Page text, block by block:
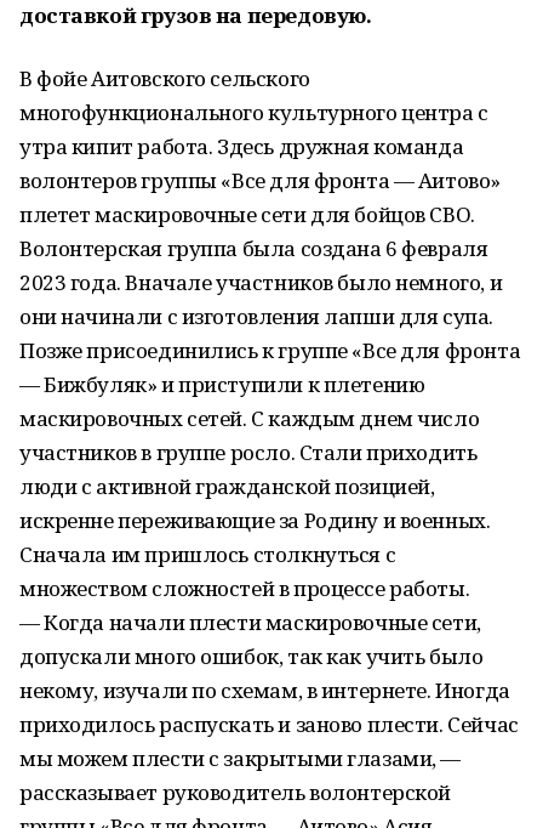
доставкой грузов на передовую.
В фойе Аитовского сельского
многофункционального культурного центра с
утра кипит работа. Здесь дружная команда
волонтеров группы «Все для фронта — Аитово»
плетет маскировочные сети для бойцов СВО.
Волонтерская группа была создана 6 февраля
2023 года. Вначале участников было немного, и
они начинали с изготовления лапши для супа.
Позже присоединились к группе «Все для фронта
— Бижбуляк» и приступили к плетению
маскировочных сетей. С каждым днем число
участников в группе росло. Стали приходить
люди с активной гражданской позицией,
искренне переживающие за Родину и военных.
Сначала им пришлось столкнуться с
множеством сложностей в процессе работы.
— Когда начали плести маскировочные сети,
допускали много ошибок, так как учить было
некому, изучали по схемам, в интернете. Иногда
приходилось распускать и заново плести. Сейчас
мы можем плести с закрытыми глазами, —
рассказывает руководитель волонтерской